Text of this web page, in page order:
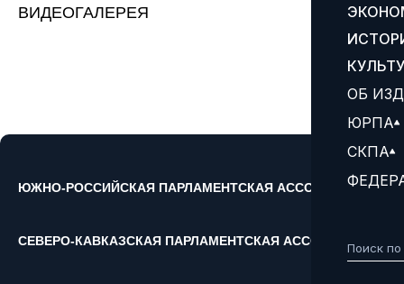
ОБ
ЮРПА
СКПА
ВИДЕОГАЛЕРЕЯ
ЮЖНО-РОССИЙСКАЯ ПАРЛАМЕНТСКАЯ АССОЦИАЦИЯ
СЕВЕРО-КАВКАЗСКАЯ ПАРЛАМЕНТСКАЯ АССОЦИАЦИЯ